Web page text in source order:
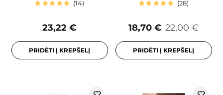
14
23,22 €
PRIDĖTI Į KREPŠELĮ
28
22,00 €
18,70 €
PRIDĖTI Į KREPŠELĮ